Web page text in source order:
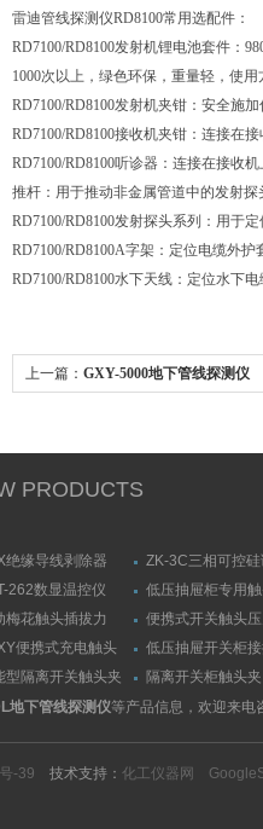
雷迪管线探测仪RD8100常用选配件：
RD7100/RD8100发射机锂电池套件：
1000次以上，绿色环保，重量轻，使用
RD7100/RD8100发射机夹钳：安全施
RD7100/RD8100接收机夹钳：连接在
RD7100/RD8100听诊器：连接在接收
推杆：用于推动非金属管道中的发射探
RD7100/RD8100发射探头系列：用于
RD7100/RD8100A字架：定位电缆外
RD7100/RD8100水下天线：定位水下
上一篇： GXY-5000地下管线探测仪
PRODUCTS
绝缘导线剥除器
ZK-3C三相可控
触发器
262数显温控仪
低压抽屉柜专用
力测量仪套装
梅花触头插拔力
拉力）测量仪
便携式开关触头
（夹紧力）测量仪
便携式充电触头
）夹紧力测量仪
低压抽屉开关柜
触头（夹紧力）
型隔离开关触头夹
测试仪
隔离开关柜触头
测试仪/精度传感
地下管线探测仪等产品信息，欢迎来电
-39 技术支持： 化工仪器网